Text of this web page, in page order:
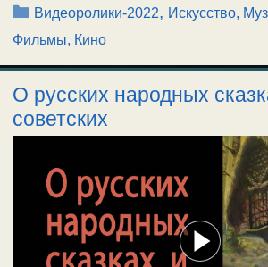
Рубрики
Видеоролики-2022, Искусство,
Фильмы, Кино
О русских народных
советских